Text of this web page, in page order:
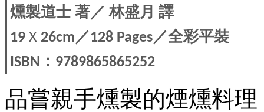
燻製道士著／ 林盛月 譯
19 X 26cm／128 Pages／全彩平裝
ISBN ： 9789865865252
品嘗親手燻製的煙燻料